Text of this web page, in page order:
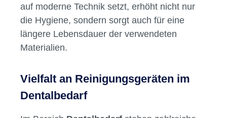
Ob in der Zahnarztpraxis
oder im
Dentallabor
– die gründliche Reinigung von
Zahnersatz ist ein zentraler Baustein im
Kronen oder Schienen nur mit passenden
Reinigungsgeräten